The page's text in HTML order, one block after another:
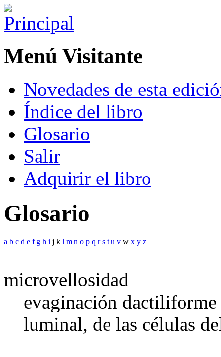
Menú Visitante
Novedades de esta
Índice del libro
Glosario
Salir
Adquirir el libro
Glosario
a b c d e f g h i j k l m n o p q r s t u v w x y z
microvellosidad
evaginación
luminal, de las células